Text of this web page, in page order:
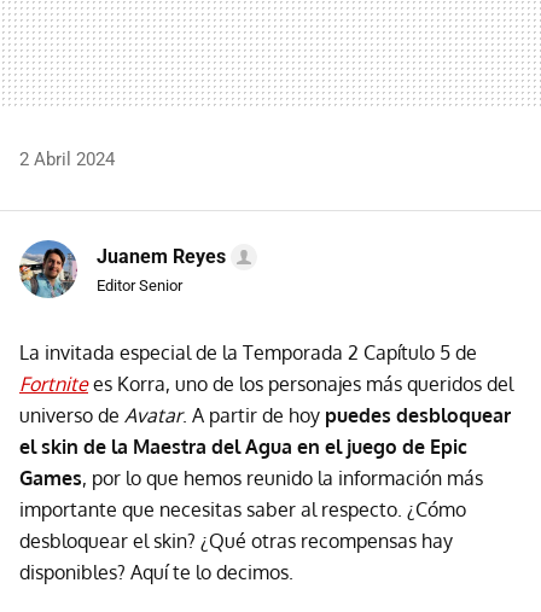
2 Abril 2024
Juanem Reyes
Editor Senior
La invitada especial de la Temporada 2 Capítulo 5 de
Fortnite es Korra, uno de los personajes más queridos del
universo de Avatar. A partir de hoy puedes desbloquear
el skin de la Maestra del Agua en el juego de Epic
Games, por lo que hemos reunido la información más
importante que necesitas saber al respecto. ¿Cómo
desbloquear el skin? ¿Qué otras recompensas hay
disponibles? Aquí te lo decimos.